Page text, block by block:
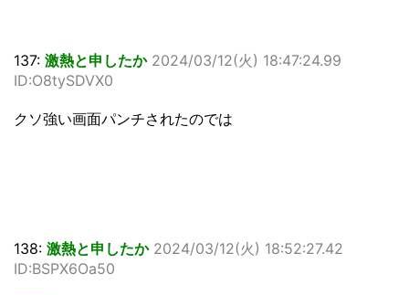
137: 激熱と申したか 2024/03/12(火) 18:47:24.99
ID:O8tySDVX0
クソ強い画面パンチされたのでは
138: 激熱と申したか 2024/03/12(火) 18:52:27.42
ID:BSPX6Oa50